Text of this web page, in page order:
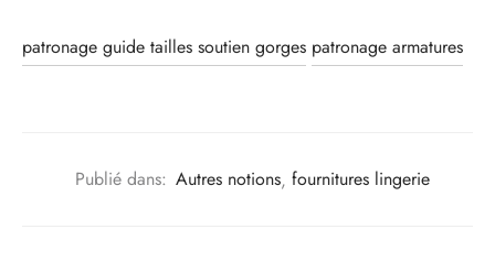
patronage guide tailles soutien gorges patronage armatures
Publié dans: Autres notions, fournitures lingerie